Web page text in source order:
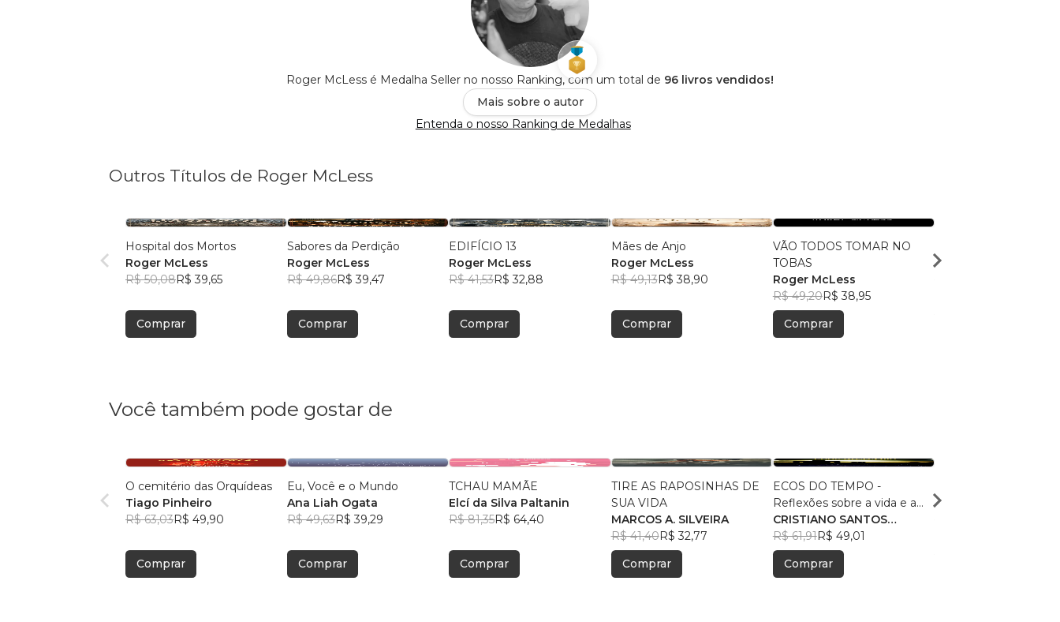
Roger McLess é Medalha Seller no nosso Ranking, com um total de 96 livros vendidos!
Mais sobre o autor
Entenda o nosso Ranking de Medalhas
Outros Títulos de Roger McLess
Hospital dos Mortos
Roger McLess
R$ 50,08R$ 39,65
Comprar
Sabores da Perdição
Roger McLess
R$ 49,86R$ 39,47
Comprar
EDIFÍCIO 13
Roger McLess
R$ 41,53R$ 32,88
Comprar
Mães de Anjo
Roger McLess
R$ 49,13R$ 38,90
Comprar
VÃO TODOS TOMAR NO
TOBAS
Roger McLess
R$ 49,20R$ 38,95
Comprar
Roger McLess
Você também pode gostar de
O cemitério das Orquídeas
Tiago Pinheiro
R$ 63,03R$ 49,90
Comprar
Eu, Você e o Mundo
Ana Liah Ogata
R$ 49,63R$ 39,29
Comprar
TCHAU MAMÃE
Elcí da Silva Paltanin
R$ 81,35R$ 64,40
Comprar
TIRE AS RAPOSINHAS DE
SUA VIDA
MARCOS A. SILVEIRA
R$ 41,40R$ 32,77
Comprar
ECOS DO TEMPO -
Reflexões sobre a vida e a
transformação humana
CRISTIANO SANTOS
SAMPAIO
R$ 61,91R$ 49,01
Comprar
Rosângela Santos